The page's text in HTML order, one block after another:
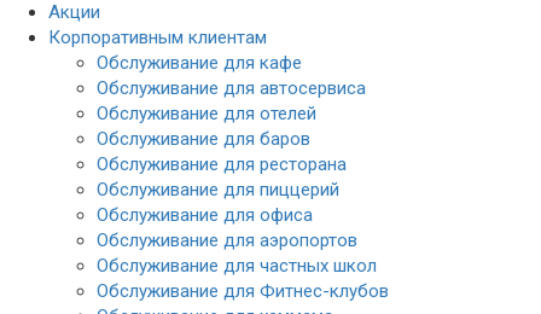
Акции
Корпоративным клиентам
Обслуживание для кафе
Обслуживание для автосервиса
Обслуживание для отелей
Обслуживание для баров
Обслуживание для ресторана
Обслуживание для пиццерий
Обслуживание для офиса
Обслуживание для аэропортов
Обслуживание для частных школ
Обслуживание для Фитнес-клубов